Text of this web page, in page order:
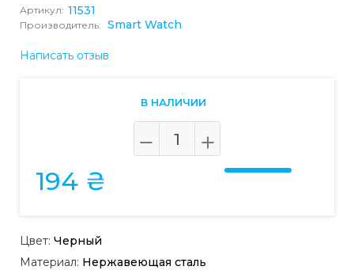
Артикул: 11531
Производитель: Smart Watch
Написать отзыв
В НАЛИЧИИ
194 ₴
Цвет: Черный
Материал: Нержавеющая сталь